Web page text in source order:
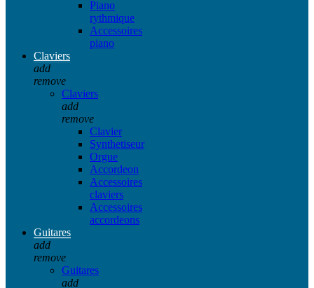
Piano
rythmique
Accessoires
piano
Claviers
add
remove
Claviers
add
remove
Clavier
Synthetiseur
Orgue
Accordeon
Accessoires
claviers
Accessoires
accordeons
Guitares
add
remove
Guitares
add